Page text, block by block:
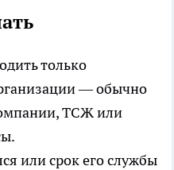
только
— обычно
ТСЖ или
или срок его службы